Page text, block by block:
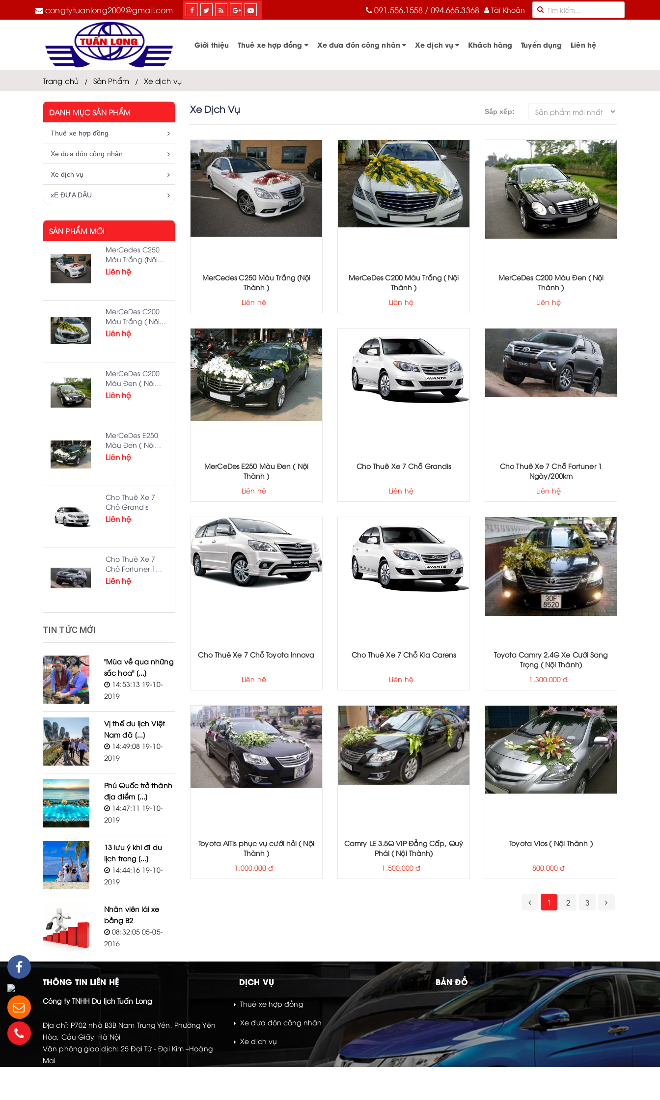
congtytuanlong2009@gmail.com 091.556.1558 / 094.665.3368 Tài Khoản
Giới thiệu Thuê xe hợp đồng Xe đưa đón công nhân Xe dịch vụ Khách hàng Tuyển dụng Liên hệ
Trang chủ Sản Phẩm Xe dịch vụ
DANH MỤC SẢN PHẨM
Thuê xe hợp đồng
Xe đưa đón công nhân
Xe dịch vụ
xE ĐƯA DÂU
SẢN PHẨM MỚI
MerCedes C250
Màu Trắng (Nội
Thành )
Liên hệ
MerCeDes C200
Màu Trắng ( Nội
Thành )
Liên hệ
MerCeDes C200
Màu Đen ( Nội
Thành )
Liên hệ
MerCeDes E250
Màu Đen ( Nội
Thành )
Liên hệ
Cho Thuê Xe 7
Chỗ Grandis
Liên hệ
Cho Thuê Xe 7
Chỗ Fortuner 1
Ngày/200km
Liên hệ
TIN TỨC MỚI
"Mùa về qua những
sắc hoa" [...]
14:53:13 19-10-
2019
Vị thế du lịch Việt
Nam đã [...]
14:49:08 19-10-
2019
Phú Quốc trở thành
địa điểm [...]
14:47:11 19-10-
2019
13 lưu ý khi đi du
lịch trong [...]
14:44:16 19-10-
2019
Nhân viên lái xe
bằng B2
08:32:05 05-05-
2016
Xe Dịch Vụ Sắp xếp:
MerCedes C250 Màu Trắng (Nội
Thành )
Liên hệ
MerCeDes C200 Màu Trắng ( Nội
Thành )
Liên hệ
MerCeDes C200 Màu Đen ( Nội
Thành )
Liên hệ
MerCeDes E250 Màu Đen ( Nội
Thành )
Liên hệ
Cho Thuê Xe 7 Chỗ Grandis
Liên hệ
Cho Thuê Xe 7 Chỗ Fortuner 1
Ngày/200km
Liên hệ
Cho Thuê Xe 7 Chỗ Toyota Innova
Liên hệ
Cho Thuê Xe 7 Chỗ Kia Carens
Liên hệ
Toyota Camry 2.4G Xe Cưới Sang
Trọng ( Nội Thành)
1.300.000 đ
Toyota AlTis phục vụ cưới hỏi ( Nội
Thành )
1.000.000 đ
Camry LE 3.5Q VIP Đẳng Cấp, Quý
Phái ( Nội Thành)
1.500.000 đ
Toyota Vios ( Nội Thành )
800.000 đ
1 2 3
THÔNG TIN LIÊN HỆ
Công ty TNHH Du lịch Tuấn Long
Địa chỉ: P702 nhà B3B Nam Trung Yên, Phường Yên
Hòa, Cầu Giấy, Hà Nội
Văn phòng giao dịch: 25 Đại Từ - Đại Kim –Hoàng
Mai
DỊCH VỤ
Thuê xe hợp đồng
Xe đưa đón công nhân
Xe dịch vụ
BẢN ĐỒ